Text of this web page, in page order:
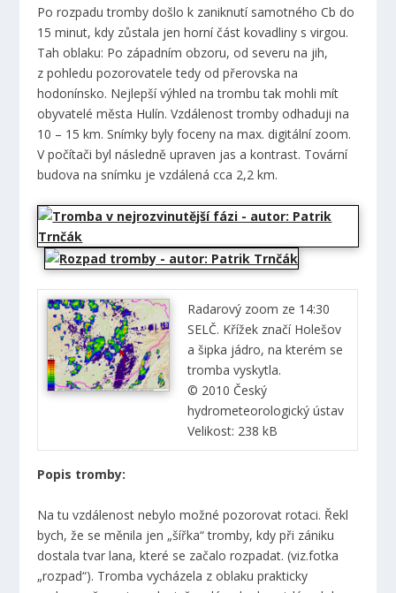
Po rozpadu tromby došlo k zaniknutí samotného Cb do
15 minut, kdy zůstala jen horní část kovadliny s virgou.
Tah oblaku: Po západním obzoru, od severu na jih,
z pohledu pozorovatele tedy od přerovska na
hodonínsko. Nejlepší výhled na trombu tak mohli mít
obyvatelé města Hulín. Vzdálenost tromby odhaduji na
10 – 15 km. Snímky byly foceny na max. digitální zoom.
V počítači byl následně upraven jas a kontrast. Tovární
budova na snímku je vzdálená cca 2,2 km.
Radarový zoom ze 14:30
SELČ. Křížek značí Holešov
a šipka jádro, na kterém se
tromba vyskytla.
© 2010 Český
hydrometeorologický ústav
Velikost: 238 kB
Popis tromby:
Na tu vzdálenost nebylo možné pozorovat rotaci. Řekl
bych, že se měnila jen „šířka“ tromby, kdy při zániku
dostala tvar lana, které se začalo rozpadat. (viz.fotka
„rozpad“). Tromba vycházela z oblaku prakticky